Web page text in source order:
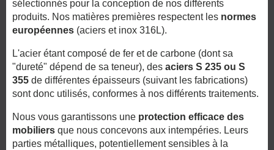
sélectionnés pour la conception de nos différents
produits. Nos matières premières respectent les normes
européennes (aciers et inox 316L).
L'acier étant composé de fer et de carbone (dont sa
"dureté" dépend de sa teneur), des aciers S 235 ou S
355 de différentes épaisseurs (suivant les fabrications)
sont donc utilisés, conformes à nos différents traitements.
Nous vous garantissons une protection efficace des
mobiliers que nous concevons aux intempéries. Leurs
parties métalliques, potentiellement sensibles à la